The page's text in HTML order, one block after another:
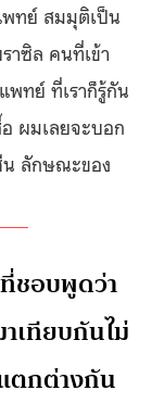
พทย์ สมมุติเป็น
าซิล คนที่เข้า
พทย์ ที่เราก็รู้กัน
อ ผมเลยจะบอก
น ลักษณะของ
ชอบพูดว่า
เทียบกันไม่
ตกต่างกัน